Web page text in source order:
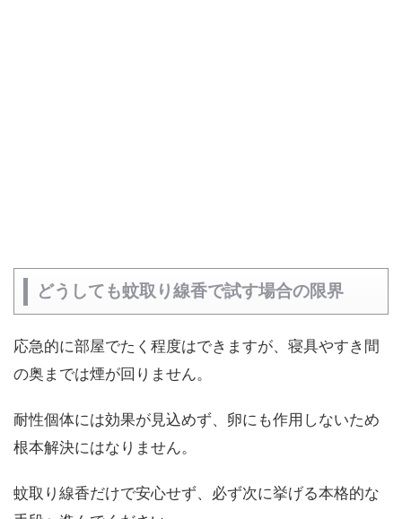
どうしても蚊取り線香で試す場合の限界
応急的に部屋でたく程度はできますが、寝具やすき間
の奥までは煙が回りません。
耐性個体には効果が見込めず、卵にも作用しないため
根本解決にはなりません。
蚊取り線香だけで安心せず、必ず次に挙げる本格的な